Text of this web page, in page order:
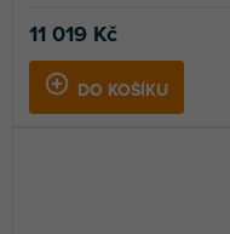
11 019 Kč
DO KOŠÍKU